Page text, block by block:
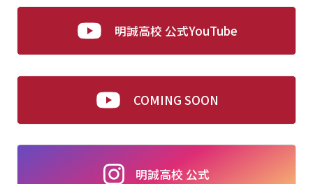
明誠高校 公式YouTube
COMING SOON
明誠高校 公式